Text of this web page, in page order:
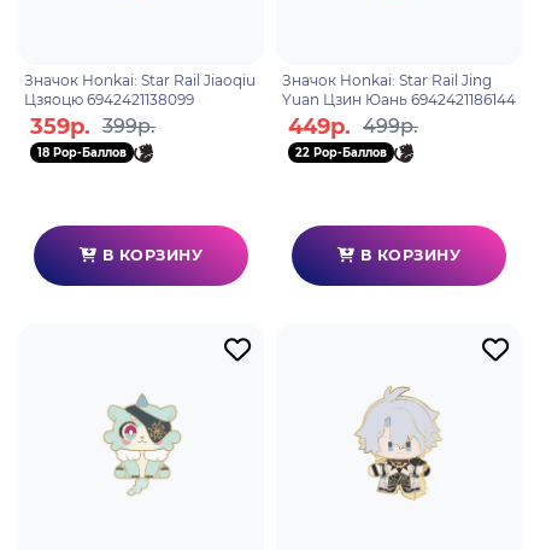
Значок Honkai: Star Rail Jiaoqiu
Цзяоцю 6942421138099
359р. 399р.
18 Pop-Баллов
В КОРЗИНУ
Значок Honkai: Star Rail Jing
Yuan Цзин Юань 6942421186144
449р. 499р.
22 Pop-Баллов
В КОРЗИНУ